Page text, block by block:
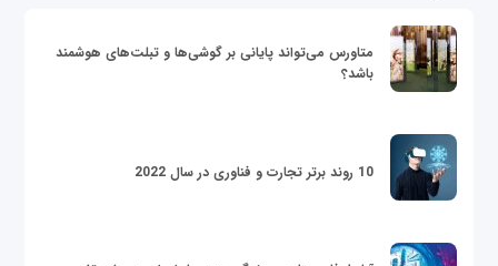
متاورس می‌تواند پایانی بر گوشی‌ها و تبلت‌های هوشمند
باشد؟
10 روند برتر تجارت و فناوری در سال 2022